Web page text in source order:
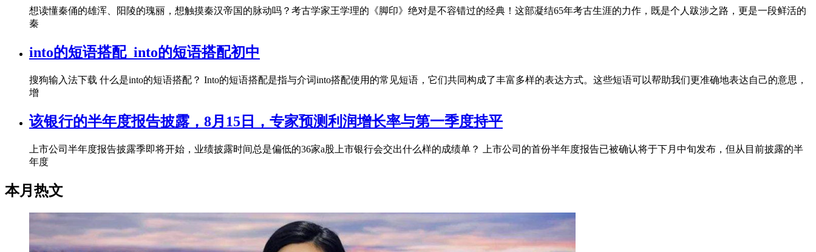
想读懂秦俑的雄浑、阳陵的瑰丽，想触摸秦汉帝国的脉动吗？考古学家王学理的《脚印》绝对是不容错过的经典！这部凝结65年考古生涯的力作，既是个人跋涉之路，更是一段鲜活的
秦
into的短语搭配_into的短语搭配初中
搜狗输入法下载 什么是into的短语搭配？ Into的短语搭配是指与介词into搭配使用的常见短语，它们共同构成了丰富多样的表达方式。这些短语可以帮助我们更准确地表达自己的意思，
增
该银行的半年度报告披露，8月15日，专家预测利润增长率与第一季度持平
上市公司半年度报告披露季即将开始，业绩披露时间总是偏低的36家a股上市银行会交出什么样的成绩单？ 上市公司的首份半年度报告已被确认将于下月中旬发布，但从目前披露的半
年度
本月热文